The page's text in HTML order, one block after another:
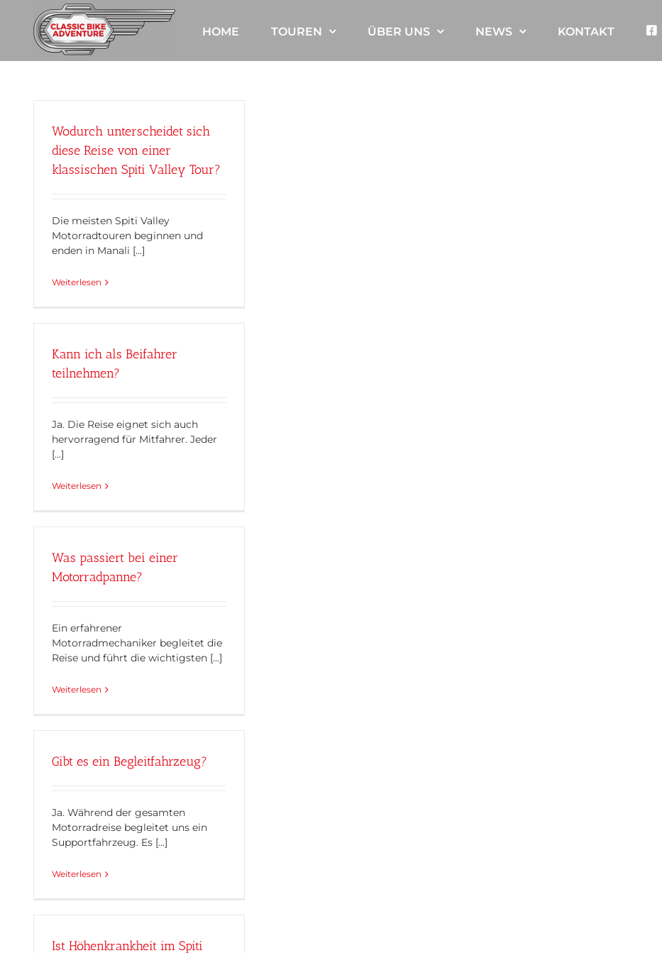
springen
HOME TOUREN ÜBER UNS NEWS KONTAKT
Wodurch unterscheidet sich
diese Reise von einer
klassischen Spiti Valley Tour?
Die meisten Spiti Valley
Motorradtouren beginnen und
enden in Manali [...]
Weiterlesen
Kann ich als Beifahrer
teilnehmen?
Ja. Die Reise eignet sich auch
hervorragend für Mitfahrer. Jeder
[...]
Weiterlesen
Was passiert bei einer
Motorradpanne?
Ein erfahrener
Motorradmechaniker begleitet die
Reise und führt die wichtigsten [...]
Weiterlesen
Gibt es ein Begleitfahrzeug?
Ja. Während der gesamten
Motorradreise begleitet uns ein
Supportfahrzeug. Es [...]
Weiterlesen
Ist Höhenkrankheit im Spiti